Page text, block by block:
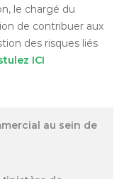
le chargé du
de contribuer aux
des risques liés
ICI
au sein de